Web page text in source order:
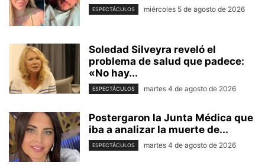
ESPECTÁCULOS miércoles 5 de agosto de 2026
Soledad Silveyra reveló el
problema de salud que padece:
«No hay...
ESPECTÁCULOS martes 4 de agosto de 2026
Postergaron la Junta Médica que
iba a analizar la muerte de...
ESPECTÁCULOS martes 4 de agosto de 2026